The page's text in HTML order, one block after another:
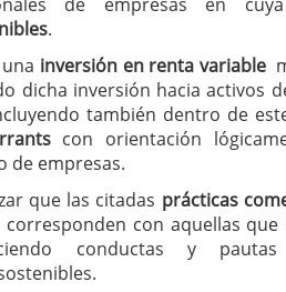
.
inversión en renta variable
dicha inversión hacia activos
también dentro de
con orientación
de empresas.
que las citadas prácticas
con aquellas que
conductas y